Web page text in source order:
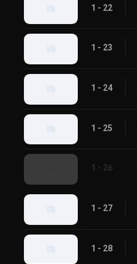
1 - 22
1 - 23
1 - 24
1 - 25
1 - 26
1 - 27
1 - 28